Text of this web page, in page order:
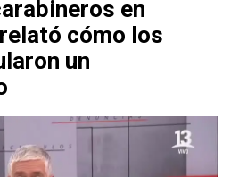
en
cómo los
un